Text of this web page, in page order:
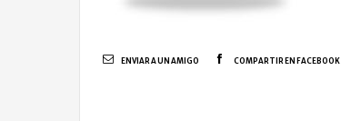
ENVIAR A UN AMIGO COMPARTIR EN FACEBOOK